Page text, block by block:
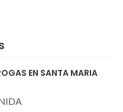
EN SANTA MARIA